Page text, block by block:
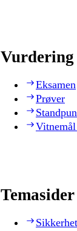
Vurdering
Eksamen
Prøver
Temasider